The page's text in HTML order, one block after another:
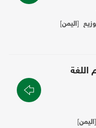
[اليمن]
اللغة
[اليمن]